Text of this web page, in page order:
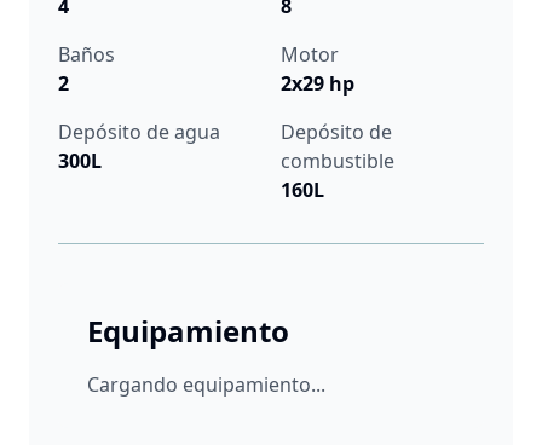
4
8
Baños
2
Motor
2x29 hp
Depósito de agua
300L
Depósito de
combustible
160L
Equipamiento
Cargando equipamiento...